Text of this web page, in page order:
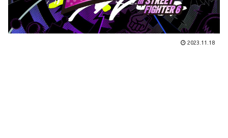
2023.11.18